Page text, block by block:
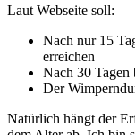
Laut Webseite soll:
Nach nur 15
erreichen
Nach 30 Tagen
Der
Natürlich hängt der